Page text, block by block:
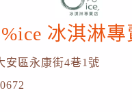
冰淇淋專
安區永康街4巷1號